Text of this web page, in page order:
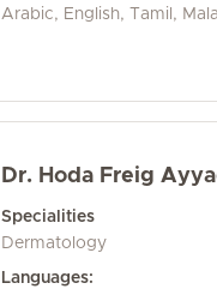
Arabic, English, Tamil,
Dr. Hoda Freig
Specialities
Dermatology
Languages: